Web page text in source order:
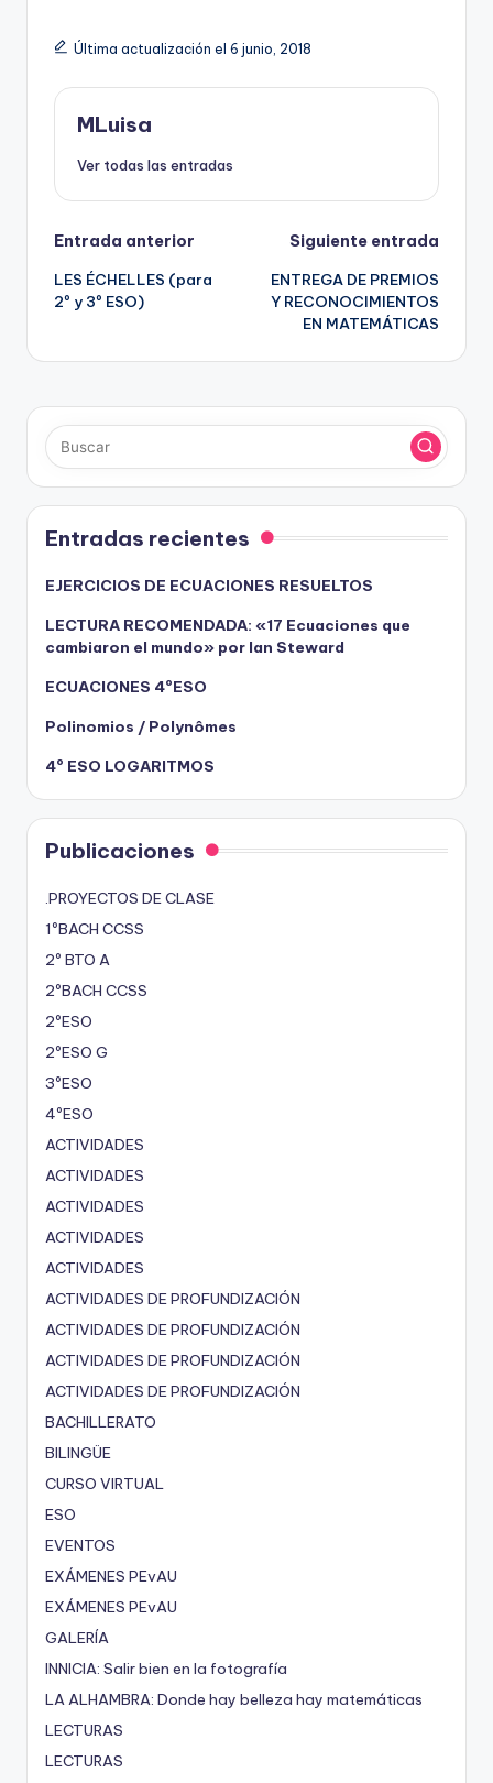
Última actualización el 6 junio, 2018
MLuisa
Ver todas las entradas
Navegación
de
Entrada anterior
LES ÉCHELLES (para
2º y 3º ESO)
Siguiente entrada
ENTREGA DE PREMIOS
Y RECONOCIMIENTOS
EN MATEMÁTICAS
Entradas recientes
EJERCICIOS DE ECUACIONES RESUELTOS
LECTURA RECOMENDADA: «17 Ecuaciones que
cambiaron el mundo» por Ian Steward
ECUACIONES 4ºESO
Polinomios / Polynômes
4º ESO LOGARITMOS
Publicaciones
.PROYECTOS DE CLASE
1ºBACH CCSS
2º BTO A
2ºBACH CCSS
2ºESO
2ºESO G
3ºESO
4ºESO
ACTIVIDADES
ACTIVIDADES
ACTIVIDADES
ACTIVIDADES
ACTIVIDADES
ACTIVIDADES DE PROFUNDIZACIÓN
ACTIVIDADES DE PROFUNDIZACIÓN
ACTIVIDADES DE PROFUNDIZACIÓN
ACTIVIDADES DE PROFUNDIZACIÓN
BACHILLERATO
BILINGÜE
CURSO VIRTUAL
ESO
EVENTOS
EXÁMENES PEvAU
EXÁMENES PEvAU
GALERÍA
INNICIA: Salir bien en la fotografía
LA ALHAMBRA: Donde hay belleza hay matemáticas
LECTURAS
LECTURAS